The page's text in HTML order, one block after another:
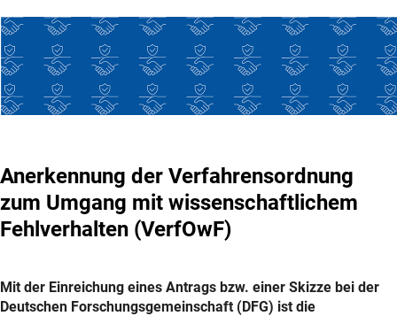
Anerkennung der Verfahrensordnung
zum Umgang mit wissenschaftlichem
Fehlverhalten (VerfOwF)
Mit der Einreichung eines Antrags bzw. einer Skizze bei der
Deutschen Forschungsgemeinschaft (DFG) ist die